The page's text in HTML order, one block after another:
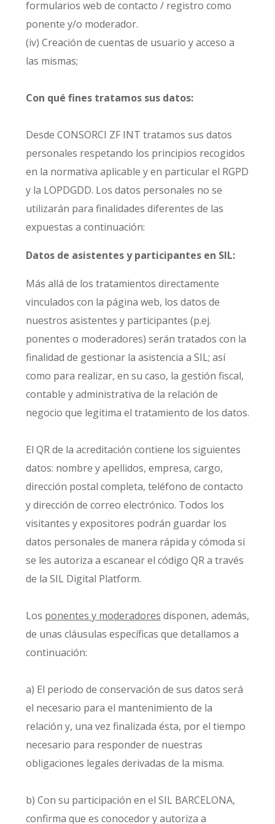
formularios web de contacto / registro como
ponente y/o moderador.
(iv) Creación de cuentas de usuario y acceso a
las mismas;
Con qué fines tratamos sus datos:
Desde CONSORCI ZF INT tratamos sus datos
personales respetando los principios recogidos
en la normativa aplicable y en particular el RGPD
y la LOPDGDD. Los datos personales no se
utilizarán para finalidades diferentes de las
expuestas a continuación:
Datos de asistentes y participantes en SIL:
Más allá de los tratamientos directamente
vinculados con la página web, los datos de
nuestros asistentes y participantes (p.ej.
ponentes o moderadores) serán tratados con la
finalidad de gestionar la asistencia a SIL; así
como para realizar, en su caso, la gestión fiscal,
contable y administrativa de la relación de
negocio que legitima el tratamiento de los datos.
El QR de la acreditación contiene los siguientes
datos: nombre y apellidos, empresa, cargo,
dirección postal completa, teléfono de contacto
y dirección de correo electrónico. Todos los
visitantes y expositores podrán guardar los
datos personales de manera rápida y cómoda si
se les autoriza a escanear el código QR a través
de la SIL Digital Platform.
Los ponentes y moderadores disponen, además,
de unas cláusulas específicas que detallamos a
continuación:
a) El periodo de conservación de sus datos será
el necesario para el mantenimiento de la
relación y, una vez finalizada ésta, por el tiempo
necesario para responder de nuestras
obligaciones legales derivadas de la misma.
b) Con su participación en el SIL BARCELONA,
confirma que es conocedor y autoriza a